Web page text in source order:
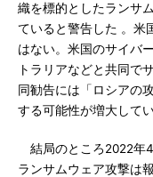
織を標的としたランサ
ていると警告した 。米
はない。米国のサイバ
トラリアなどと共同で
同勧告には「ロシアの
する可能性が増大して
結局のところ2022年
ランサムウェア攻撃は